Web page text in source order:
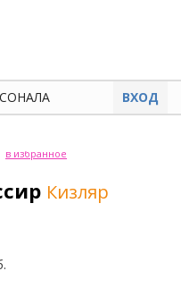
ВХОД
в избранное
Кизляр